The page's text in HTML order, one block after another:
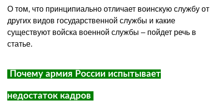
О том, что принципиально отличает воинскую службу от
других видов государственной службы и какие
существуют войска военной службы – пойдет речь в
статье.
Почему армия России испытывает
недостаток кадров